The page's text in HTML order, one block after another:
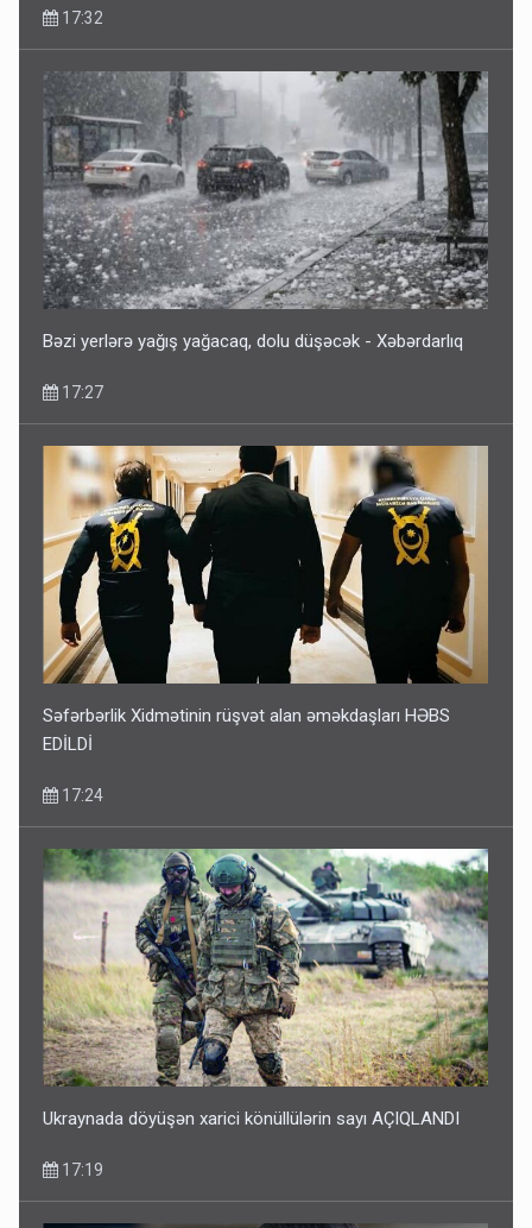
17:32
Bəzi yerlərə yağış yağacaq, dolu düşəcək - Xəbərdarlıq
17:27
Səfərbərlik Xidmətinin rüşvət alan əməkdaşları HƏBS
EDİLDİ
17:24
Ukraynada döyüşən xarici könüllülərin sayı AÇIQLANDI
17:19